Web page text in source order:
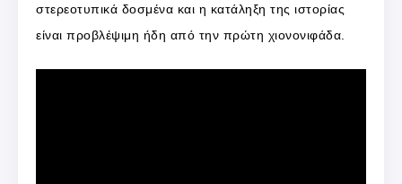
στερεοτυπικά δοσμένα και η κατάληξη της ιστορίας
είναι προβλέψιμη ήδη από την πρώτη χιονονιφάδα.